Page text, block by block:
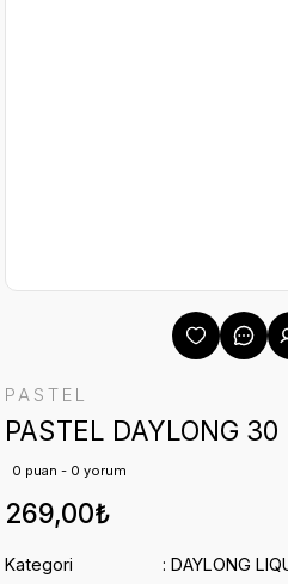
PASTEL
PASTEL DAYLONG
0 puan - 0 yorum
269,00₺
Kategori
DAYLONG